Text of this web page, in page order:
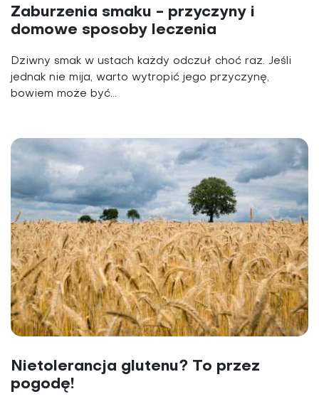
Zaburzenia smaku - przyczyny i
domowe sposoby leczenia
Dziwny smak w ustach każdy odczuł choć raz. Jeśli
jednak nie mija, warto wytropić jego przyczynę,
bowiem może być...
Nietolerancja glutenu? To przez
pogodę!